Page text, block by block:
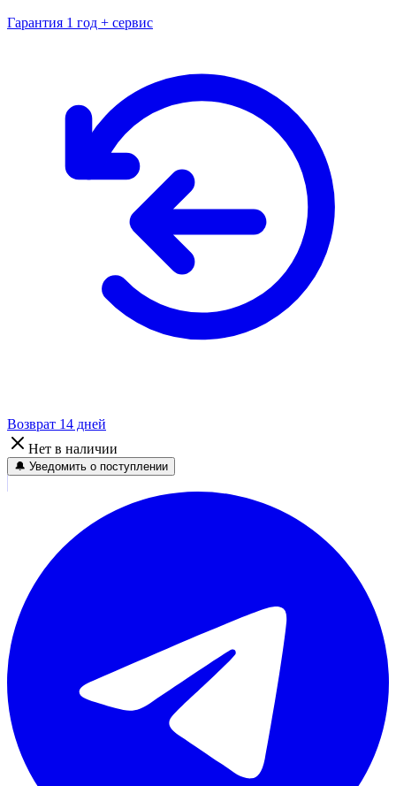
Гарантия 1 год + сервис
Возврат 14 дней
Нет в наличии
🔔 Уведомить о поступлении